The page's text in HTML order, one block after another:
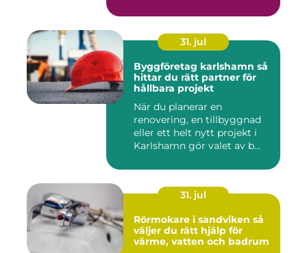
31. jul
Byggföretag karlshamn så
hittar du rätt partner för
hållbara projekt
När du planerar en
renovering, en tillbyggnad
eller ett helt nytt projekt i
Karlshamn gör valet av b...
31. jul
Rörmokare i sandviken så
väljer du rätt hjälp för
värme, vatten och badrum